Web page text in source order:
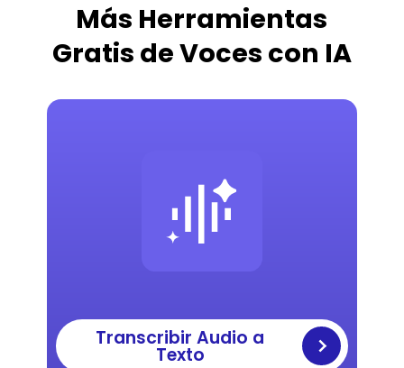
Más Herramientas
Gratis de Voces con IA
Transcribir Audio a
Texto